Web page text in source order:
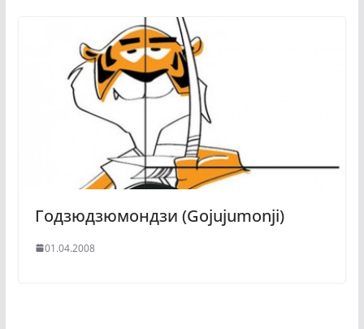
Годзюдзюмондзи (Gojujumonji)
01.04.2008